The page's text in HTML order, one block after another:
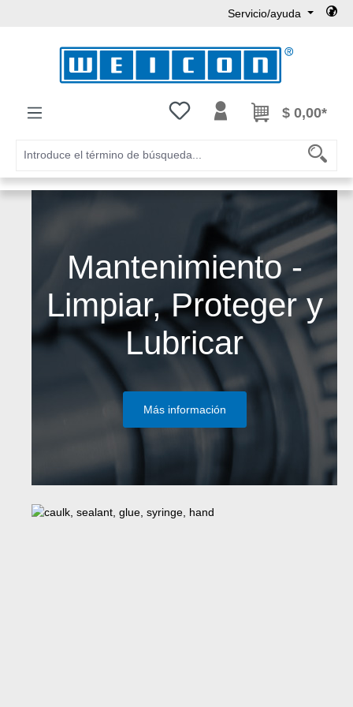
Servicio/ayuda
Tienes 0 artículos en tu lista de
$ 0,00*
Mantenimiento -
Limpiar, Proteger y
Lubricar
Más información